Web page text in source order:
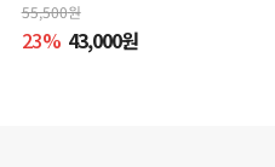
55,500원
23% 43,000원